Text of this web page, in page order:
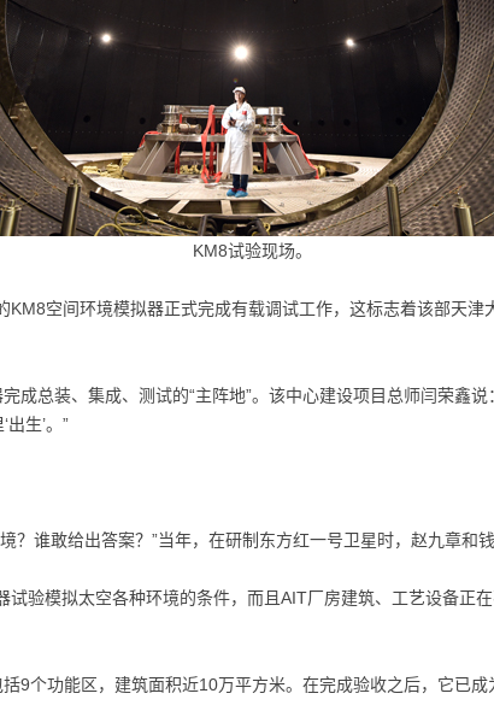
KM8试验现场。
KM8空间环境模拟器正式完成有载调试工作，这标志着该部天
成总装、集成、测试的“主阵地”。该中心建设项目总师闫荣鑫
生’。”
？谁敢给出答案？”当年，在研制东方红一号卫星时，赵九章和
验模拟太空各种环境的条件，而且AIT厂房建筑、工艺设备正
9个功能区，建筑面积近10万平方米。在完成验收之后，它已成